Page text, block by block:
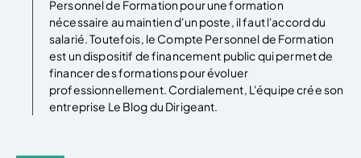
Personnel de Formation pour une formation
nécessaire au maintien d'un poste, il faut l'accord du
salarié. Toutefois, le Compte Personnel de Formation
est un dispositif de financement public qui permet de
financer des formations pour évoluer
professionnellement. Cordialement, L'équipe crée son
entreprise Le Blog du Dirigeant.